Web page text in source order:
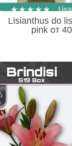
Lisianthus do
pink от